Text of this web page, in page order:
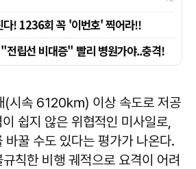
(시속 6120㎞) 이상 속도로 저공
쉽지 않은 위협적인 미사일로,
바꿀 수도 있다는 평가가 나온다.
칙한 비행 궤적으로 요격이 어려